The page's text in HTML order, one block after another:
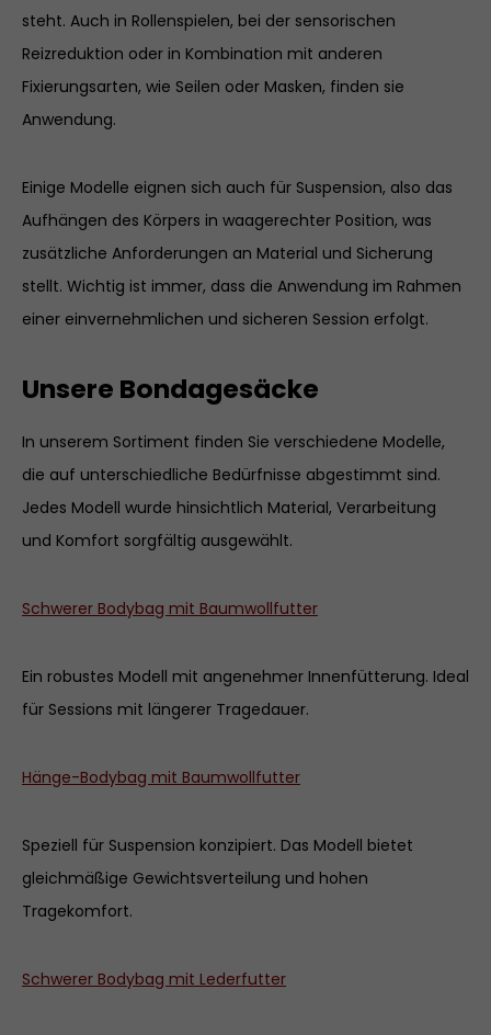
steht. Auch in Rollenspielen, bei der sensorischen
Reizreduktion oder in Kombination mit anderen
Fixierungsarten, wie Seilen oder Masken, finden sie
Anwendung.
Einige Modelle eignen sich auch für Suspension, also das
Aufhängen des Körpers in waagerechter Position, was
zusätzliche Anforderungen an Material und Sicherung
stellt. Wichtig ist immer, dass die Anwendung im Rahmen
einer einvernehmlichen und sicheren Session erfolgt.
Unsere Bondagesäcke
In unserem Sortiment finden Sie verschiedene Modelle,
die auf unterschiedliche Bedürfnisse abgestimmt sind.
Jedes Modell wurde hinsichtlich Material, Verarbeitung
und Komfort sorgfältig ausgewählt.
Schwerer Bodybag mit Baumwollfutter
Ein robustes Modell mit angenehmer Innenfütterung. Ideal
für Sessions mit längerer Tragedauer.
Hänge-Bodybag mit Baumwollfutter
Speziell für Suspension konzipiert. Das Modell bietet
gleichmäßige Gewichtsverteilung und hohen
Tragekomfort.
Schwerer Bodybag mit Lederfutter